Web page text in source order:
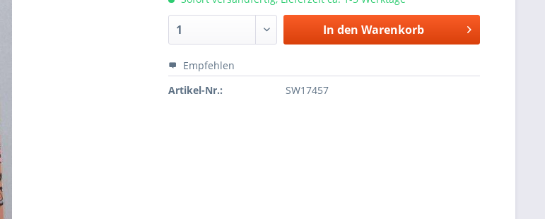
In den Warenkorb
Empfehlen
Artikel-Nr.:
SW17457